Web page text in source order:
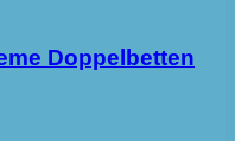
Doppelbetten